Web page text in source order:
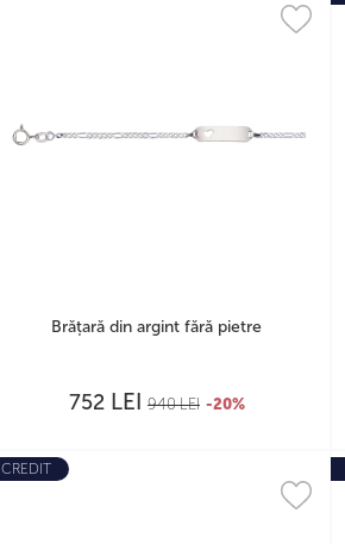
Brățară din argint fără pietre
752 LEI 940LEI -20%
CREDIT